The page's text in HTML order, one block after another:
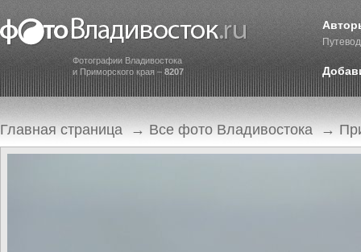
Фотографии Владивостока
и Приморского края – 8207
Главная страница → Все фото Владивостока →